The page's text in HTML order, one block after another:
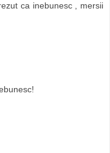
ca inebunesc , mersii